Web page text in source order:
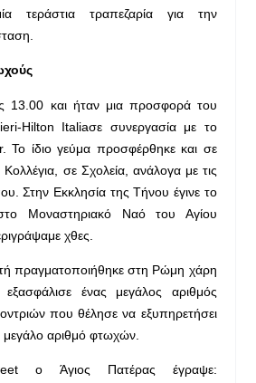
τεράστια τραπεζαρία για την
13.00 και ήταν μια προσφορά του
Hilton Italiaσε συνεργασία με το
Το ίδιο γεύμα προσφέρθηκε και σε
Κολλέγια, σε Σχολεία, ανάλογα με τις
Στην Εκκλησία της Τήνου έγινε το
Μοναστηριακό Ναό του Αγίου
χθες.
πραγματοποιήθηκε στη Ρώμη χάρη
ένας μεγάλος αριθμός
που θέλησε να εξυπηρετήσει
αριθμό φτωχών.
ο Άγιος Πατέρας έγραψε: